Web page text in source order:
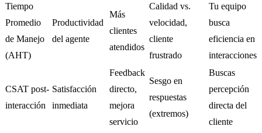
Tiempo
Promedio
de Manejo
(AHT)
Productividad
del agente
Más
clientes
atendidos
Calidad vs.
velocidad,
cliente
frustrado
Tu equipo
busca
eficiencia en
interacciones
CSAT post-
interacción
Satisfacción
inmediata
Feedback
directo,
mejora
servicio
Sesgo en
respuestas
(extremos)
Buscas
percepción
directa del
cliente